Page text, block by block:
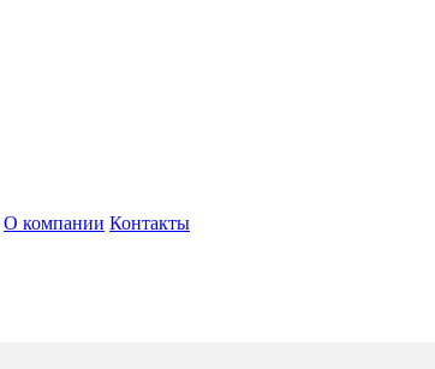
О компании Контакты